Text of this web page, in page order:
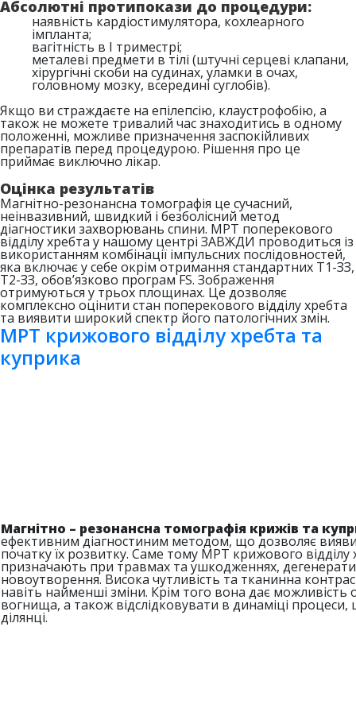
Абсолютні протипокази до процедури:
наявність кардіостимулятора, кохлеарного
імпланта;
вагітність в І триместрі;
металеві предмети в тілі (штучні серцеві клапани,
хірургічні скоби на судинах, уламки в очах,
головному мозку, всередині суглобів).
Якщо ви страждаєте на епілепсію, клаустрофобію, а
також не можете тривалий час знаходитись в одному
положенні, можливе призначення заспокійливих
препаратів перед процедурою. Рішення про це
приймає виключно лікар.
Оцінка результатів
Магнітно-резонансна томографія це сучасний,
неінвазивний, швидкий і безболісний метод
діагностики захворювань спини. МРТ поперекового
відділу хребта у нашому центрі ЗАВЖДИ проводиться із
використанням комбінації імпульсних послідовностей,
яка включає у себе окрім отримання стандартних Т1-ЗЗ,
Т2-ЗЗ, обов’язково програм FS. Зображення
отримуються у трьох площинах. Це дозволяє
комплексно оцінити стан поперекового відділу хребта
та виявити широкий спектр його патологічних змін.
МРТ крижового відділу хребта та
куприка
Магнітно – резонансна томографія крижів та
ефективним діагностиним методом, що дозволяє
початку їх розвитку. Саме тому МРТ крижового відділу
призначають при травмах та ушкодженнях,
новоутворення. Висока чутливість та тканинна
навіть найменші зміни. Крім того вона дає
вогнища, а також відслідковувати в динаміці
ділянці.